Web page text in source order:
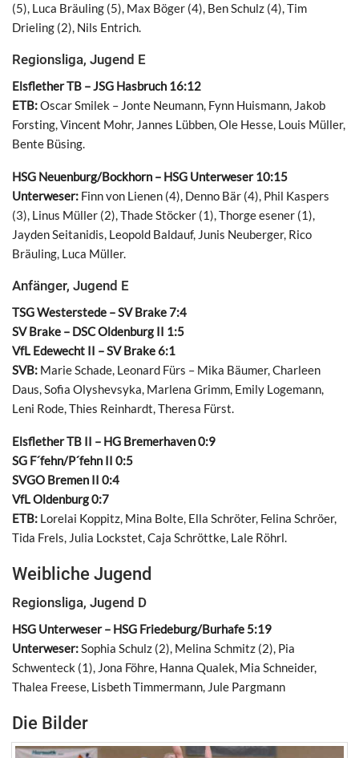
(5), Luca Bräuling (5), Max Böger (4), Ben Schulz (4), Tim
Drieling (2), Nils Entrich.
Regionsliga, Jugend E
Elsflether TB – JSG Hasbruch 16:12
ETB:Oscar Smilek – Jonte Neumann, Fynn Huismann, Jakob
Forsting, Vincent Mohr, Jannes Lübben, Ole Hesse, Louis Müller,
Bente Büsing.
HSG Neuenburg/Bockhorn – HSG Unterweser 10:15
Unterweser: Finn von Lienen (4), Denno Bär (4), Phil Kaspers
(3), Linus Müller (2), Thade Stöcker (1), Thorge esener (1),
Jayden Seitanidis, Leopold Baldauf, Junis Neuberger, Rico
Bräuling, Luca Müller.
Anfänger, Jugend E
TSG Westerstede – SV Brake 7:4
SV Brake – DSC Oldenburg II 1:5
VfL Edewecht II – SV Brake 6:1
SVB: Marie Schade, Leonard Fürs – Mika Bäumer, Charleen
Daus, Sofia Olyshevsyka, Marlena Grimm, Emily Logemann,
Leni Rode, Thies Reinhardt, Theresa Fürst.
Elsflether TB II – HG Bremerhaven 0:9
SG F´fehn/P´fehn II 0:5
SVGO Bremen II 0:4
VfL Oldenburg 0:7
ETB: Lorelai Koppitz, Mina Bolte, Ella Schröter, Felina Schröer,
Tida Frels, Julia Lockstet, Caja Schröttke, Lale Röhrl.
Weibliche Jugend
Regionsliga, Jugend D
HSG Unterweser – HSG Friedeburg/Burhafe 5:19
Unterweser:Sophia Schulz (2), Melina Schmitz (2), Pia
Schwenteck (1), Jona Föhre, Hanna Qualek, Mia Schneider,
Thalea Freese, Lisbeth Timmermann, Jule Pargmann
Die Bilder